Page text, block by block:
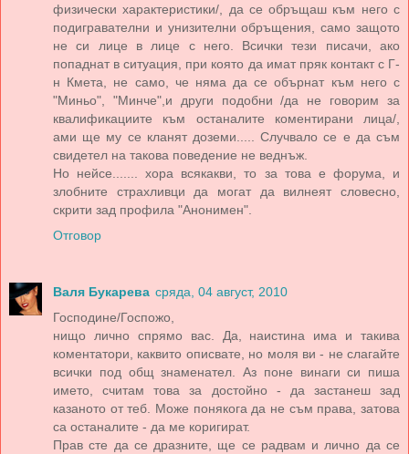
физически характеристики/, да се обръщаш към него с
подигравателни и унизителни обръщения, само защото
не си лице в лице с него. Всички тези писачи, ако
попаднат в ситуация, при която да имат пряк контакт с Г-
н Кмета, не само, че няма да се обърнат към него с
"Миньо", "Минче",и други подобни /да не говорим за
квалификациите към останалите коментирани лица/,
ами ще му се кланят доземи..... Случвало се е да съм
свидетел на такова поведение не веднъж.
Но нейсе....... хора всякакви, то за това е форума, и
злобните страхливци да могат да вилнеят словесно,
скрити зад профила "Анонимен".
Отговор
Валя Букарева сряда, 04 август, 2010
Господине/Госпожо,
нищо лично спрямо вас. Да, наистина има и такива
коментатори, каквито описвате, но моля ви - не слагайте
всички под общ знаменател. Аз поне винаги си пиша
името, считам това за достойно - да застанеш зад
казаното от теб. Може понякога да не съм права, затова
са останалите - да ме коригират.
Прав сте да се дразните, ще се радвам и лично да се